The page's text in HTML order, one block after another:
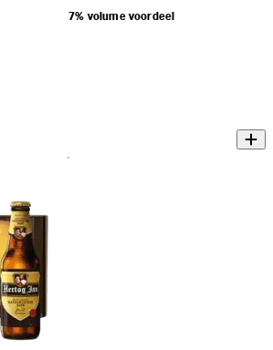
7% volume voordeel